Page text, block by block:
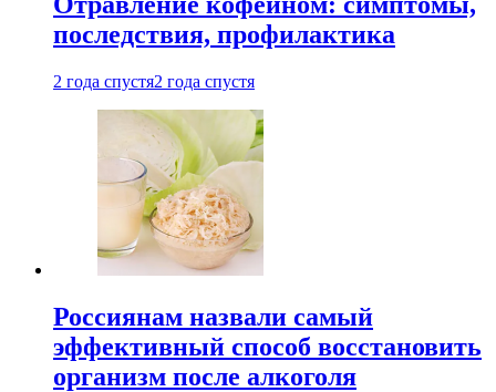
последствия, профилактика
2 года спустя2 года спустя
Россиянам назвали самый
эффективный способ восстановить
организм после алкоголя